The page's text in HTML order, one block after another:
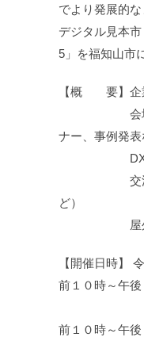
でより発展的な
デジタル見本
5」を福知山市
【概 要】企
会場内ス
ナー、事例発
DX体感
交流会（
ど）
屋外
【開催日時】
前１０時～
９月２
前１０時～午